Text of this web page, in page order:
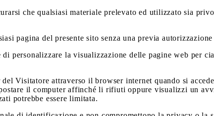
che qualsiasi materiale prelevato ed utilizzato sia
pagina del presente sito senza una previa
la visualizzazione delle pagine web per
Visitatore attraverso il browser internet quando si
il computer affinché li rifiuti oppure visualizzi un
potrebbe essere limitata.